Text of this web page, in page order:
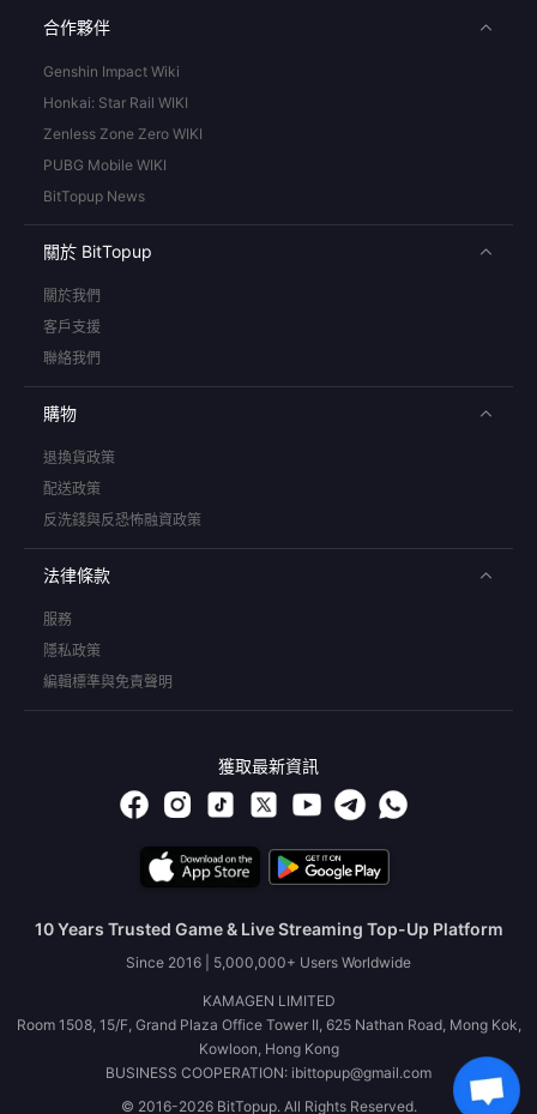
合作夥伴
Genshin Impact Wiki
Honkai: Star Rail WIKI
Zenless Zone Zero WIKI
PUBG Mobile WIKI
BitTopup News
關於 BitTopup
關於我們
客戶支援
聯絡我們
購物
退換貨政策
配送政策
反洗錢與反恐怖融資政策
法律條款
服務
隱私政策
編輯標準與免責聲明
獲取最新資訊
10 Years Trusted Game & Live Streaming Top-Up Platform
Since 2016 | 5,000,000+ Users Worldwide
KAMAGEN LIMITED
Room 1508, 15/F, Grand Plaza Office Tower II, 625 Nathan Road, Mong Kok,
Kowloon, Hong Kong
BUSINESS COOPERATION: ibittopup@gmail.com
© 2016-2026 BitTopup. All Rights Reserved.